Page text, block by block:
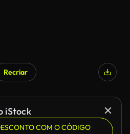
Recriar
iStock
COM O CÓDIGO